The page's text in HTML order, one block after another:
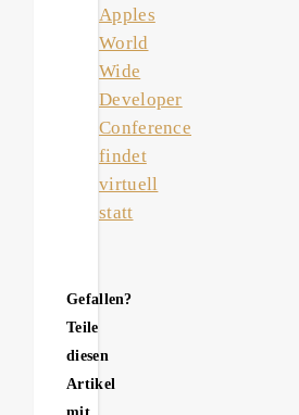
Apples
World
Wide
Developer
Conference
findet
virtuell
statt
Gefallen?
Teile
diesen
Artikel